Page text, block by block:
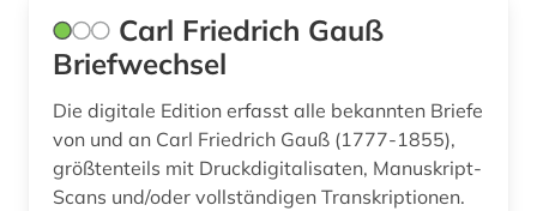
brandenburg (2)
brandschutz (1)
brasilien (1)
Carl Friedrich Gauß
Briefwechsel
Die digitale Edition erfasst alle bekannten Briefe
von und an Carl Friedrich Gauß (1777-1855),
größtenteils mit Druckdigitalisaten, Manuskript-
Scans und/oder vollständigen Transkriptionen.